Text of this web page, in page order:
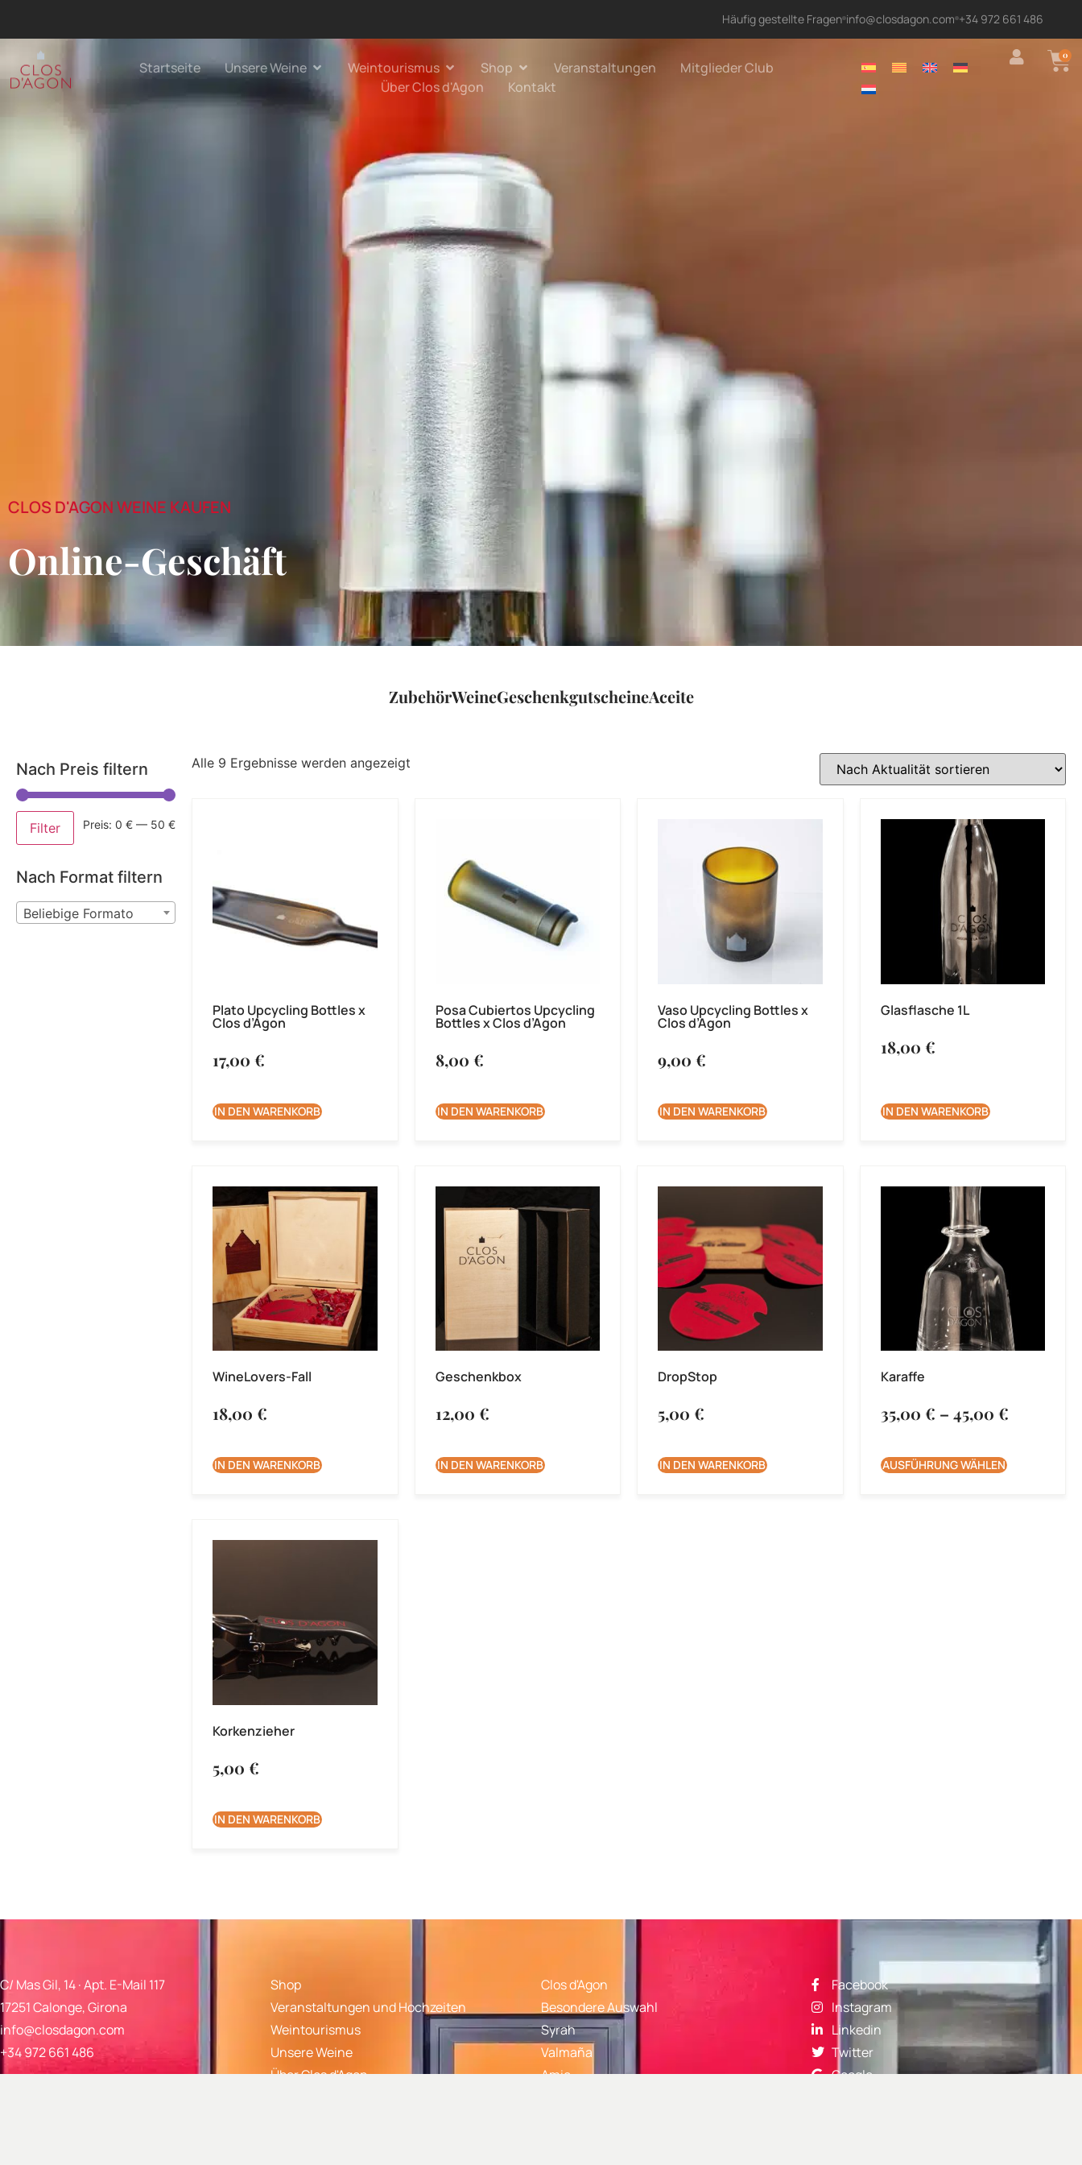
Häufig gestellte Fragen info@closdagon.com +34 972 661 486
Startseite Unsere Weine Weintourismus Shop Veranstaltungen
Mitglieder Club
Über Clos d'Agon
Kontakt
0
CLOS D'AGON WEINE KAUFEN
Online-Geschäft
ZubehörWeineGeschenkgutscheineAceite
Nach Preis filtern
Filter Preis:0 € — 50 €
Nach Format filtern
Beliebige Formato
Alle 9 Ergebnisse werden angezeigt
Plato Upcycling Bottles x
Clos d’Agon
17,00€
IN DEN WARENKORB
Posa Cubiertos Upcycling
Bottles x Clos d’Agon
8,00 €
IN DEN WARENKORB
Vaso Upcycling Bottles x
Clos d’Agon
9,00€
IN DEN WARENKORB
Glasflasche 1L
18,00 €
IN DEN WARENKORB
WineLovers-Fall
18,00€
IN DEN WARENKORB
Geschenkbox
12,00 €
IN DEN WARENKORB
DropStop
5,00€
IN DEN WARENKORB
Karaffe
35,00 € – 45,00 €
AUSFÜHRUNG WÄHLEN
Korkenzieher
5,00€
IN DEN WARENKORB
C/ Mas Gil, 14 · Apt. E-Mail 117
17251 Calonge, Girona
info@closdagon.com
+34 972 661 486
Shop
Veranstaltungen und Hochzeiten
Weintourismus
Unsere Weine
Über Clos d'Agon
Clos d'Agon
Besondere Auswahl
Syrah
Valmaña
Amic
Facebook
Instagram
Linkedin
Twitter
Google